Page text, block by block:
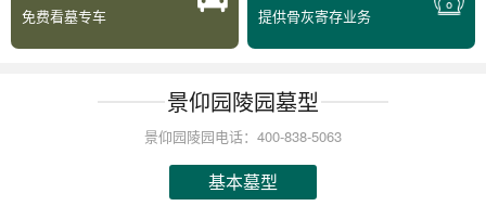
免费看墓专车 提供骨灰寄存业务
景仰园陵园墓型
景仰园陵园电话：400-838-5063
基本墓型